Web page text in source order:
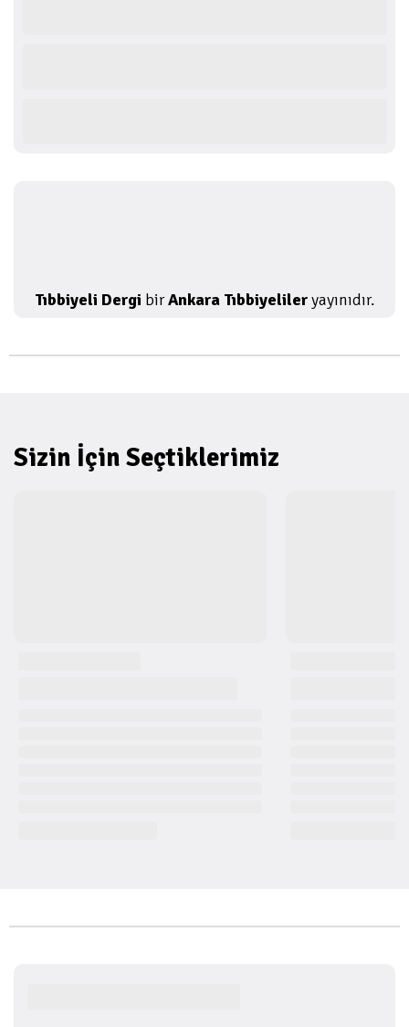
Tıbbiyeli Dergi birAnkara Tıbbiyelileryayınıdır.
Sizin İçin Seçtiklerimiz